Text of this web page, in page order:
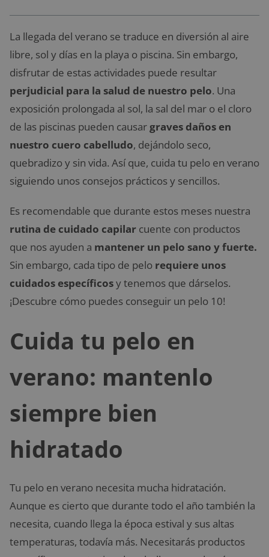
La llegada del verano se traduce en diversión al aire
libre, sol y días en la playa o piscina. Sin embargo,
disfrutar de estas actividades puede resultar
perjudicial para la salud de nuestro pelo. Una
exposición prolongada al sol, la sal del mar o el cloro
de las piscinas pueden causar graves daños en
nuestro cuero cabelludo, dejándolo seco,
quebradizo y sin vida. Así que, cuida tu pelo en verano
siguiendo unos consejos prácticos y sencillos.
Es recomendable que durante estos meses nuestra
rutina de cuidado capilar cuente con productos
que nos ayuden a mantener un pelo sano y fuerte.
Sin embargo, cada tipo de pelo requiere unos
cuidados específicosy tenemos que dárselos.
¡Descubre cómo puedes conseguir un pelo 10!
Cuida tu pelo en
verano: mantenlo
siempre bien
hidratado
Tu pelo en verano necesita mucha hidratación.
Aunque es cierto que durante todo el año también la
necesita, cuando llega la época estival y sus altas
temperaturas, todavía más. Necesitarás productos